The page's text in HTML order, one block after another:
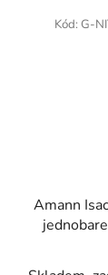
Amann
Kód: G-